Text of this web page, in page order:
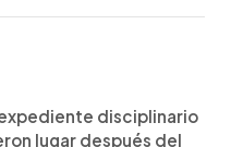
expediente disciplinario
lugar después del